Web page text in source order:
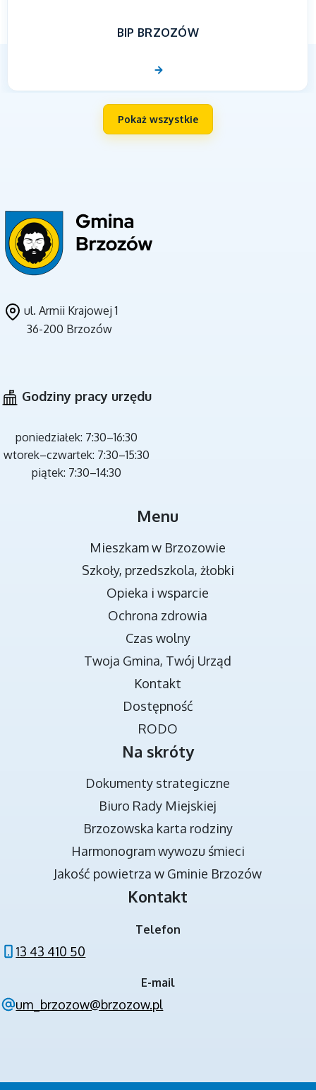
BIP BRZOZÓW
MIEJSCA REKREACJI
TRANSMISJA OBRAD RADY MIEJSKIEJ
DOKUMENTY STRATEGICZNE
BRZOZÓW - PROJEKT
Pokaż wszystkie
ul. Armii Krajowej 1
36-200 Brzozów
Godziny pracy urzędu
poniedziałek: 7:30–16:30
wtorek–czwartek: 7:30–15:30
piątek: 7:30–14:30
Menu
Mieszkam w Brzozowie
Szkoły, przedszkola, żłobki
Opieka i wsparcie
Ochrona zdrowia
Czas wolny
Twoja Gmina, Twój Urząd
Kontakt
Dostępność
RODO
Na skróty
Dokumenty strategiczne
Biuro Rady Miejskiej
Brzozowska karta rodziny
Harmonogram wywozu śmieci
Jakość powietrza w Gminie Brzozów
Kontakt
Telefon
13 43 410 50
E-mail
um_brzozow@brzozow.pl